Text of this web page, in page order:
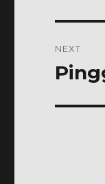
NEXT
Next